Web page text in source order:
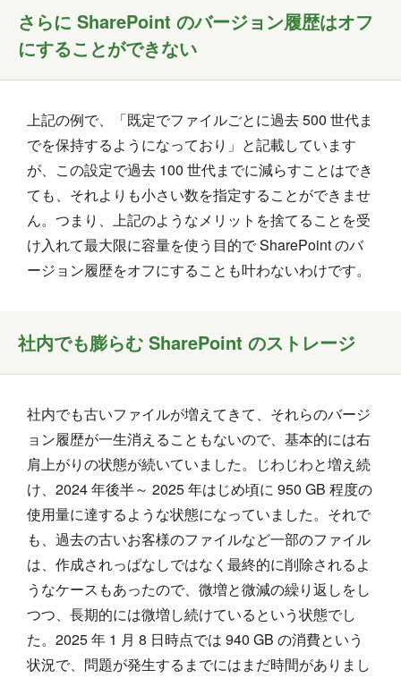
さらに SharePoint のバージョン履歴はオフ
にすることができない
上記の例で、「既定でファイルごとに過去 500 世代ま
でを保持するようになっており」と記載しています
が、この設定で過去 100 世代までに減らすことはでき
ても、それよりも小さい数を指定することができませ
ん。つまり、上記のようなメリットを捨てることを受
け入れて最大限に容量を使う目的で SharePoint のバ
ージョン履歴をオフにすることも叶わないわけです。
社内でも膨らむ SharePoint のストレージ
社内でも古いファイルが増えてきて、それらのバージ
ョン履歴が一生消えることもないので、基本的には右
肩上がりの状態が続いていました。じわじわと増え続
け、2024 年後半～ 2025 年はじめ頃に 950 GB 程度の
使用量に達するような状態になっていました。それで
も、過去の古いお客様のファイルなど一部のファイル
は、作成されっぱなしではなく最終的に削除されるよ
うなケースもあったので、微増と微減の繰り返しをし
つつ、長期的には微増し続けているという状態でし
た。2025 年 1 月 8 日時点では 940 GB の消費という
状況で、問題が発生するまでにはまだ時間がありまし